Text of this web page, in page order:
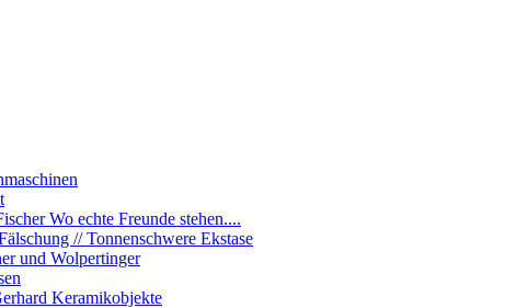
Wo echte Freunde stehen....
// Tonnenschwere Ekstase
und Wolpertinger
Keramikobjekte